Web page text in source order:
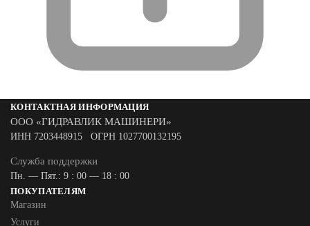
КОНТАКТНАЯ ИНФОРМАЦИЯ
ООО «ГИДРАВЛИК МАШИНЕРИ»
ИНН 7203448915 ОГРН 1027700132195
Служба поддержки
Пн. — Пят.: 9 : 00 — 18 : 00
ПОКУПАТЕЛЯМ
Магазин
Услуги